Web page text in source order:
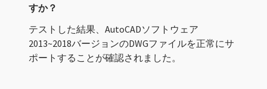
すか？
テストした結果、AutoCADソフトウェア
2013~2018バージョンのDWGファイルを正常にサ
ポートすることが確認されました。